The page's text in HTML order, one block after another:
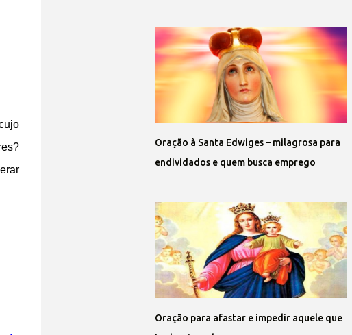
Oração à Santa Edwiges – milagrosa para
endividados e quem busca emprego
Oração para afastar e impedir aquele que